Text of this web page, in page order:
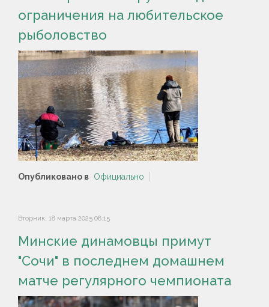
ограничения на любительское
рыболовство
Опубликовано в Официально
Вторник, 18 марта 2025 08:15
Минские динамовцы примут
"Сочи" в последнем домашнем
матче регулярного чемпионата